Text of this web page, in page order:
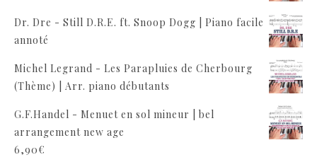
Dr. Dre - Still D.R.E. ft. Snoop Dogg | Piano facile
annoté
Michel Legrand - Les Parapluies de Cherbourg
(Thème) | Arr. piano débutants
G.F.Handel - Menuet en sol mineur | bel
arrangement new age
6,90€